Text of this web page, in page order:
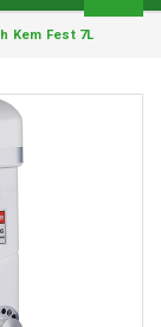
Kem Fest 7L